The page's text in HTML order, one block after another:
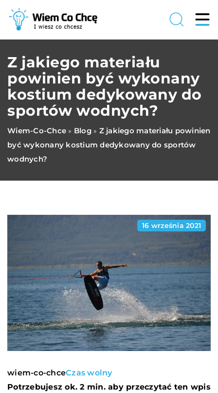
Z jakiego materiału
powinien być wykonany
kostium dedykowany do
sportów wodnych?
Wiem-Co-Chce » Blog» Z jakiego materiału powinien
być wykonany kostium dedykowany do sportów
wodnych?
16 września 2021
wiem-co-chceCzas wolny
Potrzebujesz ok. 2 min. aby przeczytać ten wpis